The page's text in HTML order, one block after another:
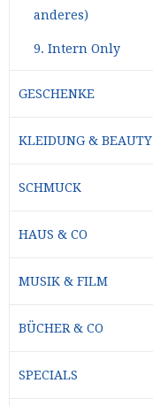
anderes)
9. Intern Only
GESCHENKE
KLEIDUNG & BEAUTY
SCHMUCK
HAUS & CO
MUSIK & FILM
BÜCHER & CO
SPECIALS